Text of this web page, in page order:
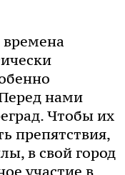
времена
нами
Чтобы их
препятствия,
в свой город